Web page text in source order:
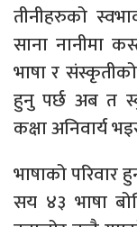
तीनीहरुको
साना नानीमा
भाषा र संस्कृतीको
हुनु पर्छ अब त
कक्षा अनिवार्य
भाषाको परिवार
सय ४३ भाषा